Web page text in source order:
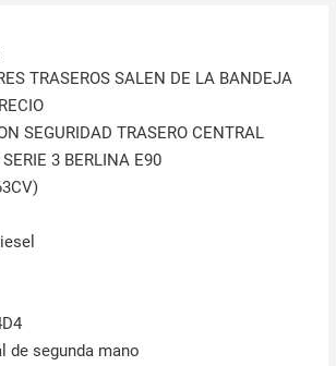
TRASEROS SALEN DE LA BANDEJA
SEGURIDAD TRASERO CENTRAL
3 BERLINA E90
de segunda mano